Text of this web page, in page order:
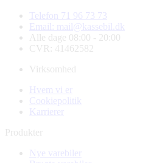
Telefon 71 96 73 73
Email: mail@kassebil.dk
Alle dage 08:00 - 20:00
CVR: 41462582
Virksomhed
Hvem vi er
Cookiepolitik
Karrierer
Produkter
Nye varebiler